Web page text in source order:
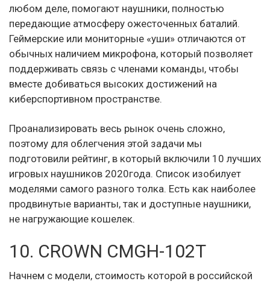
любом деле, помогают наушники, полностью
передающие атмосферу ожесточенных баталий.
Геймерские или мониторные «уши» отличаются от
обычных наличием микрофона, который позволяет
поддерживать связь с членами команды, чтобы
вместе добиваться высоких достижений на
киберспортивном пространстве.
Проанализировать весь рынок очень сложно,
поэтому для облегчения этой задачи мы
подготовили рейтинг, в который включили 10 лучших
игровых наушников 2020года. Список изобилует
моделями самого разного толка. Есть как наиболее
продвинутые варианты, так и доступные наушники,
не нагружающие кошелек.
10. CROWN CMGH-102T
Начнем с модели, стоимость которой в российской